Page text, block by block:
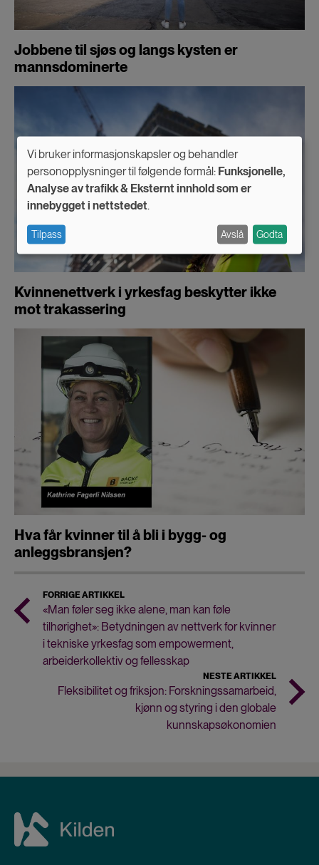
Jobbene til sjøs og langs kysten er
mannsdominerte
Kvinnenettverk i yrkesfag beskytter ikke
mot trakassering
Hva får kvinner til å bli i bygg- og
anleggsbransjen?
FORRIGE ARTIKKEL
«Man føler seg ikke alene, man kan føle
tilhørighet»: Betydningen av nettverk for kvinner
i tekniske yrkesfag som empowerment,
arbeiderkollektiv og fellesskap
NESTE ARTIKKEL
Fleksibilitet og friksjon: Forskningssamarbeid,
kjønn og styring i den globale
kunnskapsøkonomien
Use
of
personal
data
and
cookies
Vi bruker informasjonskapsler og behandler
personopplysninger til følgende formål: Funksjonelle,
Analyse av trafikk & Eksternt innhold som er
innebygget i nettstedet.
Tilpass Avslå Godta